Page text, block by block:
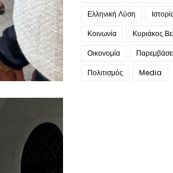
Ελληνική Λύση
Κοινωνία
Κυριάκος
Οικονομία
Πολιτισμός
Media